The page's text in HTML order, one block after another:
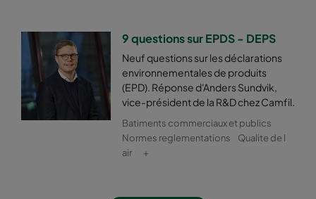
2550 592x287x600-6
2550 287x592x600-3 ePM2,5 50% M6
0160 592x592x640-12 ePM1 60% F7
0160 592x490x640-12 ePM1 60% F7
9 questions sur EPDS - DEPS
Neuf questions sur les déclarations
environnementales de produits
(EPD). Réponse d'Anders Sundvik,
vice-président de la R&D chez Camfil.
Batiments commerciaux et publics
Normes reglementations
Qualite de l
air
+